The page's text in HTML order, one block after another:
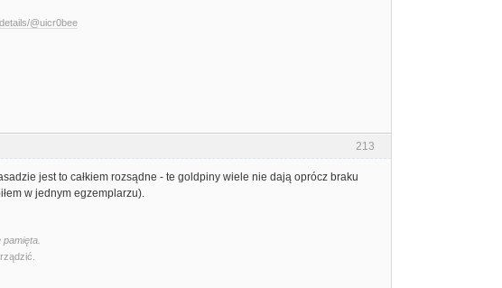
@uicr0bee
213
jest to całkiem rozsądne - te goldpiny wiele nie dają oprócz braku
w jednym egzemplarzu).